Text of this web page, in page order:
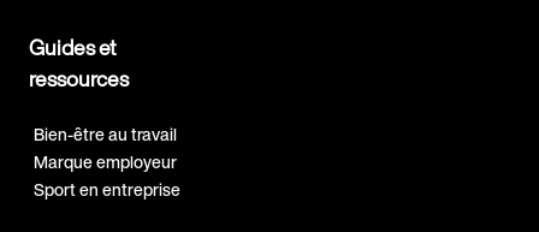
Guides et
ressources
Bien-être au travail
Marque employeur
Sport en entreprise